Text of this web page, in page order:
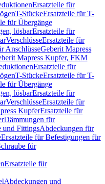
Ersatzteile für
T-StückeErsatzteile für T-
für Übergänge
lösbarErsatzteile für
VerschlüsseErsatzteile für
AnschlüsseGeberit Mapress
Mapress Kupfer, FKM
Ersatzteile für
T-StückeErsatzteile für T-
für Übergänge
lösbarErsatzteile für
VerschlüsseErsatzteile für
KupferErsatzteile für
Dämmungen für
und FittingsAbdeckungen für
Ersatzteile für Befestigungen für
für
Ersatzteile für
Abdeckungen und